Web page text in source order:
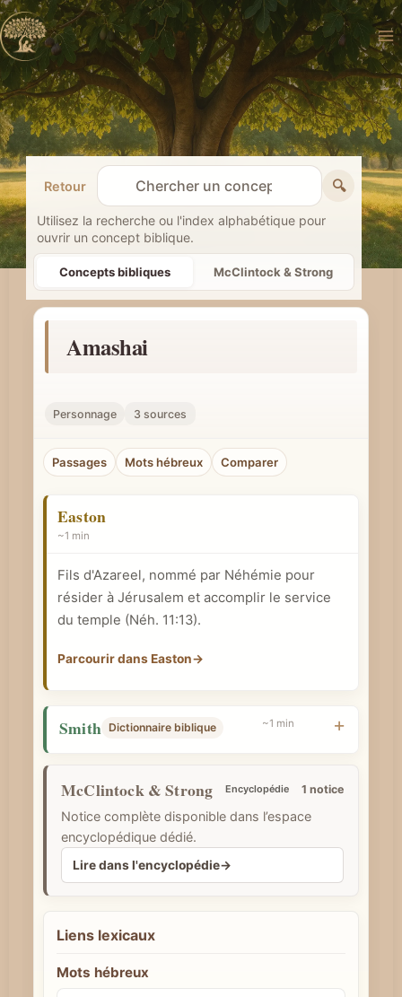
Aller
au
contenu
Retour
R
e
c
h
e
c
r
n
o
e
p
b
l
u
e
🔍
Utilisez la recherche ou l'index alphabétique pour
ouvrir un concept biblique.
Concepts bibliques McClintock & Strong
Amashai
Personnage 3 sources
Passages Mots hébreux Comparer
Liens lexicaux
Mots hébreux
Easton
~1 min
Fils d'Azareel, nommé par Néhémie pour
résider à Jérusalem et accomplir le service
du temple (Néh. 11:13).
Parcourir dans Easton→
Smith Dictionnaire biblique ~1 min
McClintock & Strong Encyclopédie 1 notice
Notice complète disponible dans l’espace
encyclopédique dédié.
Lire dans l'encyclopédie→